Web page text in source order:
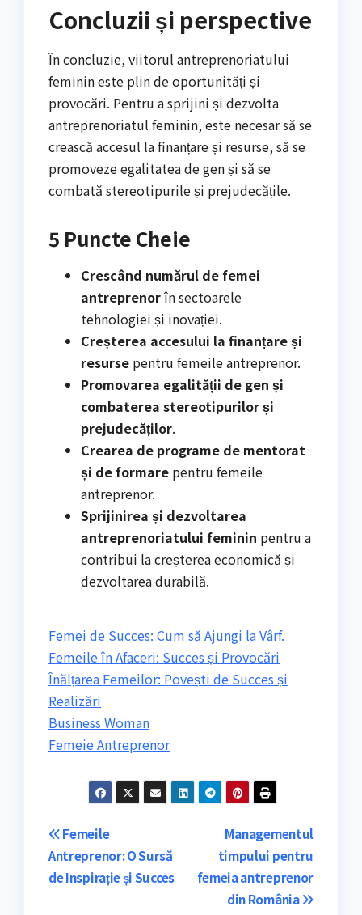
Concluzii și perspective
În concluzie, viitorul antreprenoriatului
feminin este plin de oportunități și
provocări. Pentru a sprijini și dezvolta
antreprenoriatul feminin, este necesar să se
crească accesul la finanțare și resurse, să se
promoveze egalitatea de gen și să se
combată stereotipurile și prejudecățile.
5 Puncte Cheie
Crescând numărul de femei
antreprenorîn sectoarele
tehnologiei și inovației.
Creșterea accesului la finanțare și
resurse pentru femeile antreprenor.
Promovarea egalității de gen și
combaterea stereotipurilor și
prejudecăților.
Crearea de programe de mentorat
și de formare pentru femeile
antreprenor.
Sprijinirea și dezvoltarea
antreprenoriatului feminin pentru a
contribui la creșterea economică și
dezvoltarea durabilă.
Femei de Succes: Cum să Ajungi la Vârf.
Femeile în Afaceri: Succes și Provocări
Înălțarea Femeilor: Povești de Succes și
Realizări
Business Woman
Femeie Antreprenor
Navigare
în
Managementul
timpului pentru
femeia antreprenor
din România
Femeile
Antreprenor: O Sursă
de Inspirație și Succes